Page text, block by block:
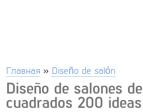
Главная » Diseño de salón
Diseño de salones
cuadrados 200